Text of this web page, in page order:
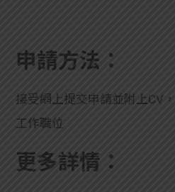
申請方法：
接受網上提交申請並附上CV
工作職位
更多詳情：